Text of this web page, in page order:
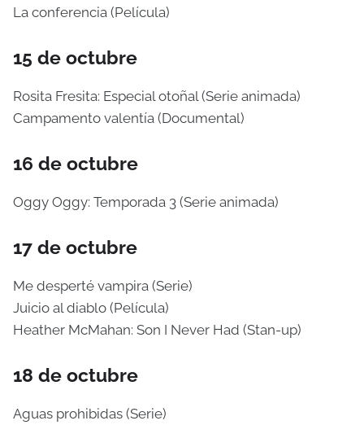
La conferencia (Película)
15 de octubre
Rosita Fresita: Especial otoñal (Serie animada)
Campamento valentía (Documental)
16 de octubre
Oggy Oggy: Temporada 3 (Serie animada)
17 de octubre
Me desperté vampira (Serie)
Juicio al diablo (Película)
Heather McMahan: Son I Never Had (Stan-up)
18 de octubre
Aguas prohibidas (Serie)